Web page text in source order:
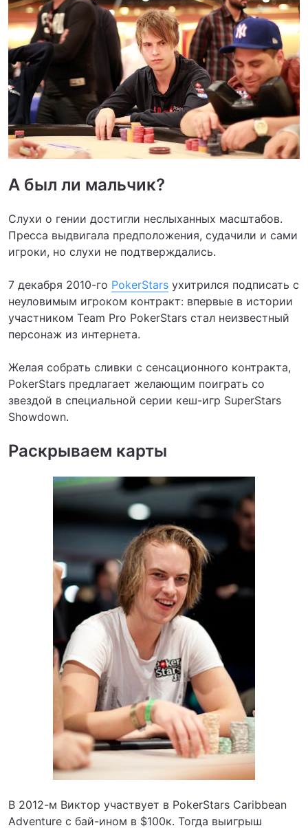
А был ли мальчик?
Слухи о гении достигли неслыханных масштабов.
Пресса выдвигала предположения, судачили и сами
игроки, но слухи не подтверждались.
7 декабря 2010-го PokerStars ухитрился подписать с
неуловимым игроком контракт: впервые в истории
участником Team Pro PokerStars стал неизвестный
персонаж из интернета.
Желая собрать сливки с сенсационного контракта,
PokerStars предлагает желающим поиграть со
звездой в специальной серии кеш-игр SuperStars
Showdown.
Раскрываем карты
В 2012-м Виктор участвует в PokerStars Caribbean
Adventure с бай-ином в $100к. Тогда выигрыш